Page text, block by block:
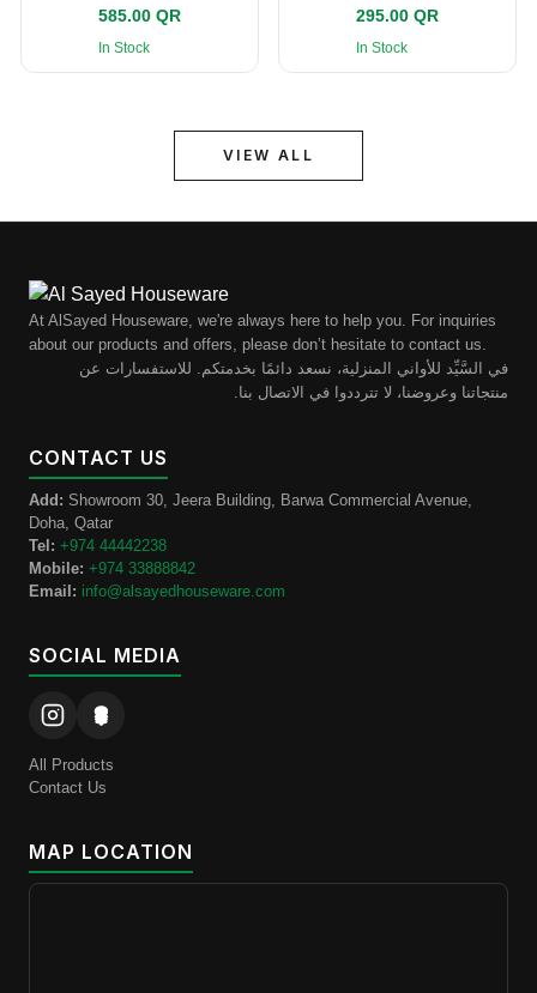
585.00 QR
In Stock
295.00 QR
In Stock
VIEW ALL
At AlSayed Houseware, we're always here to help you. For inquiries
about our products and offers, please don’t hesitate to contact us.
في السَّيِّد للأواني المنزلية، نسعد دائمًا بخدمتكم. للاستفسارات عن
منتجاتنا وعروضنا، لا تترددوا في الاتصال بنا.
CONTACT US
Add: Showroom 30, Jeera Building, Barwa Commercial Avenue,
Doha, Qatar
Tel: +974 44442238
Mobile: +974 33888842
Email: info@alsayedhouseware.com
SOCIAL MEDIA
All Products
Contact Us
MAP LOCATION